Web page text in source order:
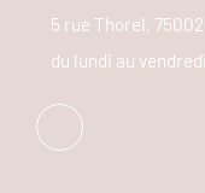
5 rue Thorel, 75002
du lundi au